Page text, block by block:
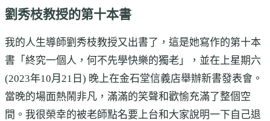
劉秀枝教授的第十本書
我的人生導師劉秀枝教授又出書了，這是她寫作的第十本
書「終究一個人，何不先學快樂的獨老」，並在上星期六
(2023年10月21日) 晚上在金石堂信義店舉辦新書發表會。
當晚的場面熱鬧非凡，滿滿的笑聲和歡愉充滿了整個空
間。我很榮幸的被老師點名要上台和大家說明一下自己退